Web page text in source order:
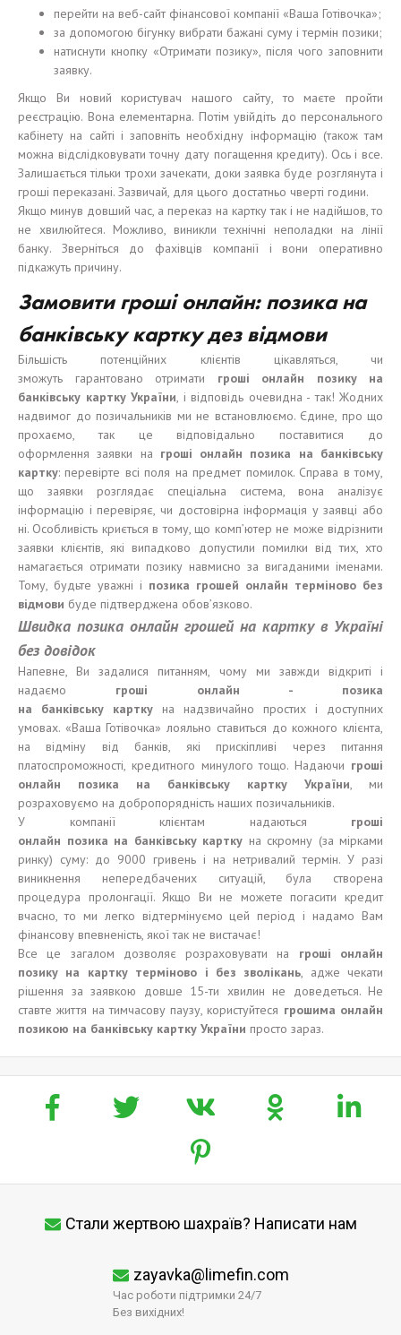
перейти на веб-сайт фінансової компанії «Ваша Готівочка»;
за допомогою бігунку вибрати бажані суму і термін позики;
натиснути кнопку «Отримати позику», після чого заповнити
заявку.
Якщо Ви новий користувач нашого сайту, то маєте пройти
реєстрацію. Вона елементарна. Потім увійдіть до персонального
кабінету на сайті і заповніть необхідну інформацію (також там
можна відслідковувати точну дату погащення кредиту). Ось і все.
Залишається тільки трохи зачекати, доки заявка буде розглянута і
гроші переказані. Зазвичай, для цього достатньо чверті години.
Якщо минув довший час, а переказ на картку так і не надійшов, то
не хвилюйтеся. Можливо, виникли технічні неполадки на лінії
банку. Зверніться до фахівців компанії і вони оперативно
підкажуть причину.
Замовити гроші онлайн: позика на
банківську картку дез відмови
Більшість потенційних клієнтів цікавляться, чи
зможуть гарантовано отримати гроші онлайн позику на
банківську картку України, і відповідь очевидна - так! Жодних
надвимог до позичальників ми не встановлюємо. Єдине, про що
прохаємо, так це відповідально поставитися до
оформлення заявки на гроші онлайн позика на банківську
картку: перевірте всі поля на предмет помилок. Справа в тому,
що заявки розглядає спеціальна система, вона аналізує
інформацію і перевіряє, чи достовірна інформація у заявці або
ні. Особливість криється в тому, що комп’ютер не може відрізнити
заявки клієнтів, які випадково допустили помилки від тих, хто
намагається отримати позику навмисно за вигаданими іменами.
Тому, будьте уважні і позика грошей онлайн терміново без
відмови буде підтверджена обов’язково.
Швидка позика онлайн грошей на картку в Україні
без довідок
Напевне, Ви задалися питанням, чому ми завжди відкриті і
надаємо гроші онлайн - позика
на банківську картку на надзвичайно простих і доступних
умовах. «Ваша Готівочка» лояльно ставиться до кожного клієнта,
на відміну від банків, які прискіпливі через питання
платоспроможності, кредитного минулого тощо. Надаючи гроші
онлайн позика на банківську картку України, ми
розраховуємо на добропорядність наших позичальників.
У компанії клієнтам надаються гроші
онлайн позика на банківську картку на скромну (за мірками
ринку) суму: до 9000 гривень і на нетривалий термін. У разі
виникнення непередбачених ситуацій, була створена
процедура пролонгації. Якщо Ви не можете погасити кредит
вчасно, то ми легко відтермінуємо цей період і надамо Вам
фінансову впевненість, якої так не вистачає!
Все це загалом дозволяє розраховувати на гроші онлайн
позику на картку терміново і без зволікань, адже чекати
рішення за заявкою довше 15-ти хвилин не доведеться. Не
ставте життя на тимчасову паузу, користуйтеся грошима онлайн
позикою на банківську картку України просто зараз.
Стали жертвою шахраїв? Написати нам
zayavka@limefin.com
Час роботи підтримки 24/7
Без вихідних!